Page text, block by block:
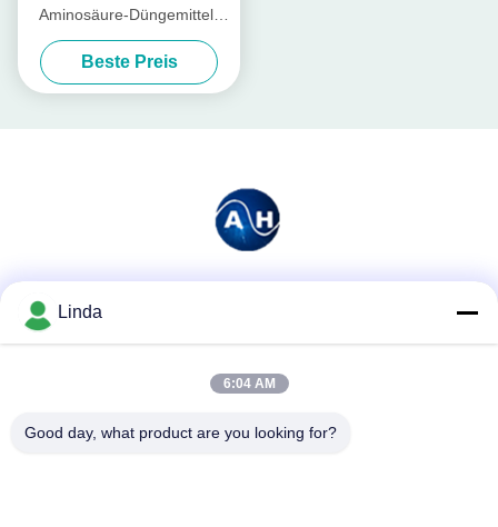
Aminosäure-Düngemittel-
Pulver, Landwirtschafts-
Aminosäure 50%
Beste Preis
Linda
6:04 AM
Good day, what product are you looking for?